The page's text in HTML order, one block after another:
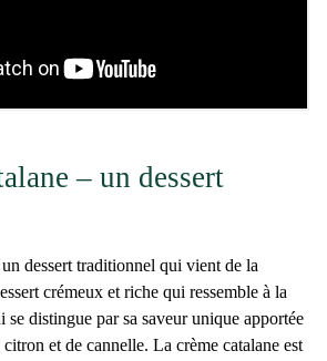
– un dessert
un dessert traditionnel qui vient de la
crémeux et riche qui ressemble à la
se distingue par sa saveur unique apportée
citron et de cannelle. La crème catalane est